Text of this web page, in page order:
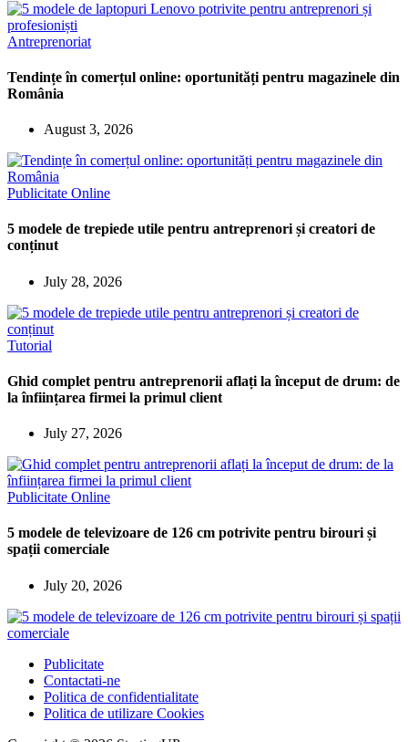
Antreprenoriat
Tendințe în comerțul online: oportunități pentru magazinele din
România
August 3, 2026
Publicitate Online
5 modele de trepiede utile pentru antreprenori și creatori de
conținut
July 28, 2026
Tutorial
Ghid complet pentru antreprenorii aflați la început de drum: de
la înființarea firmei la primul client
July 27, 2026
Publicitate Online
5 modele de televizoare de 126 cm potrivite pentru birouri și
spații comerciale
July 20, 2026
Publicitate
Contactati-ne
Politica de confidentialitate
Politica de utilizare Cookies